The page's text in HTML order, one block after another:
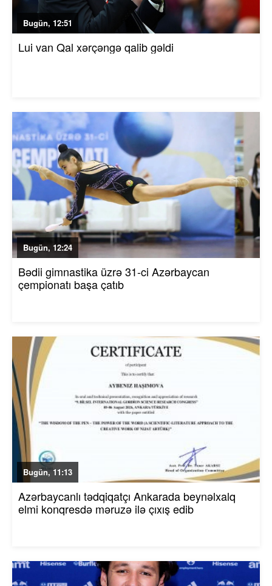
Bugün, 12:51
Lui van Qal xərçəngə qalib gəldi
Bugün, 12:24
Bədii gimnastika üzrə 31-ci Azərbaycan
çempionatı başa çatıb
Bugün, 11:13
Azərbaycanlı tədqiqatçı Ankarada beynəlxalq
elmi konqresdə məruzə ilə çıxış edib